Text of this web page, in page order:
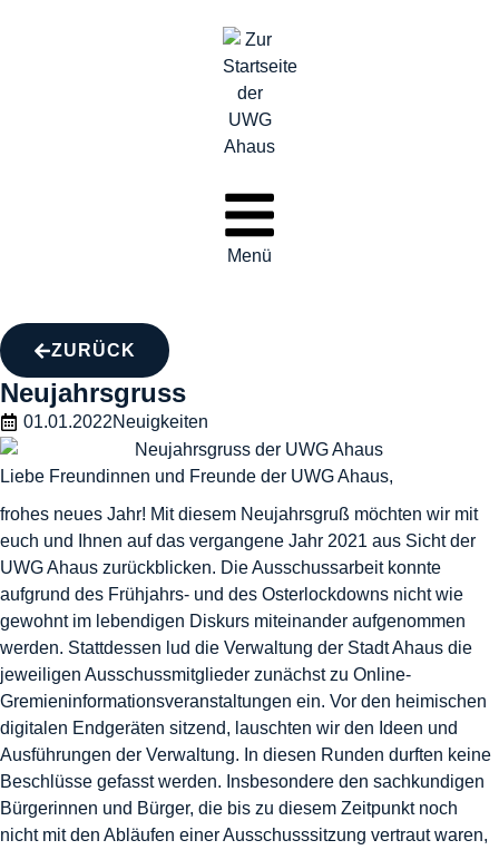
Menü
ZURÜCK
Neujahrsgruss
01.01.2022Neuigkeiten
Liebe Freundinnen und Freunde der UWG Ahaus,
frohes neues Jahr! Mit diesem Neujahrsgruß möchten wir mit
euch und Ihnen auf das vergangene Jahr 2021 aus Sicht der
UWG Ahaus zurückblicken. Die Ausschussarbeit konnte
aufgrund des Frühjahrs- und des Osterlockdowns nicht wie
gewohnt im lebendigen Diskurs miteinander aufgenommen
werden. Stattdessen lud die Verwaltung der Stadt Ahaus die
jeweiligen Ausschussmitglieder zunächst zu Online-
Gremieninformationsveranstaltungen ein. Vor den heimischen
digitalen Endgeräten sitzend, lauschten wir den Ideen und
Ausführungen der Verwaltung. In diesen Runden durften keine
Beschlüsse gefasst werden. Insbesondere den sachkundigen
Bürgerinnen und Bürger, die bis zu diesem Zeitpunkt noch
nicht mit den Abläufen einer Ausschusssitzung vertraut waren,